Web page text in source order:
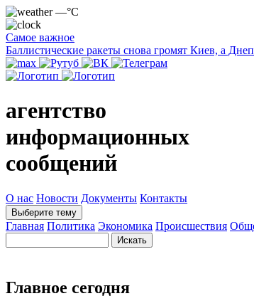
—°C
Самое важное
Баллистические ракеты снова громят Киев, а
агентство
информационных
сообщений
О нас Новости Документы Контакты
Выберите тему
Главная Политика Экономика Происшествия
Главное сегодня